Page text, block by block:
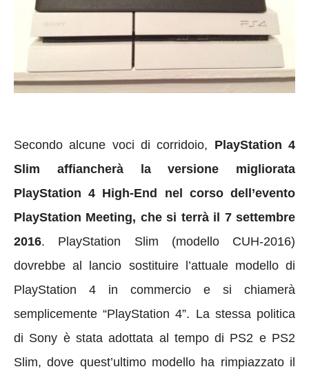
Secondo alcune voci di corridoio, PlayStation 4
Slim affiancherà la versione migliorata
PlayStation 4 High-End nel corso dell’evento
PlayStation Meeting, che si terrà il 7 settembre
2016. PlayStation Slim (modello CUH-2016)
dovrebbe al lancio sostituire l’attuale modello di
PlayStation 4 in commercio e si chiamerà
semplicemente “PlayStation 4”. La stessa politica
di Sony è stata adottata al tempo di PS2 e PS2
Slim, dove quest’ultimo modello ha rimpiazzato il